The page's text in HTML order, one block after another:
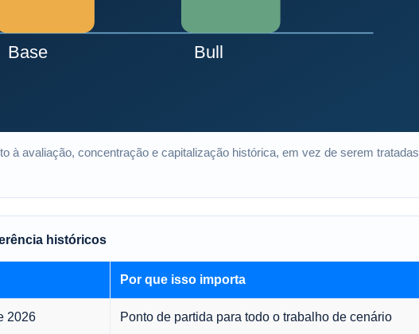
à avaliação, concentração e capitalização histórica, em vez de serem tratadas
históricos
Por que isso importa
2026 Ponto de partida para todo o trabalho de cenário